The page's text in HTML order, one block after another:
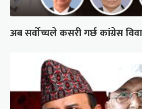
अब सर्वोच्चले कसरी गर्छ कांग्रेस